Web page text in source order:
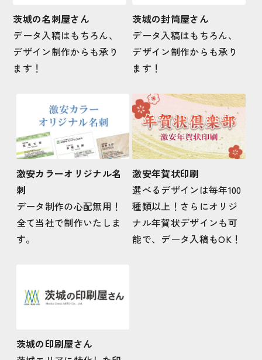
茨城の名刺屋さん
データ入稿はもちろん、
デザイン制作からも承り
ます！
茨城の封筒屋さん
データ入稿はもちろん、
デザイン制作からも承り
ます！
激安カラーオリジナル名
刺
データ制作の心配無用！
全て当社で制作いたしま
す。
激安年賀状印刷
選べるデザインは毎年100
種類以上！さらにオリジ
ナル年賀状デザインも可
能で、データ入稿もOK！
茨城の印刷屋さん